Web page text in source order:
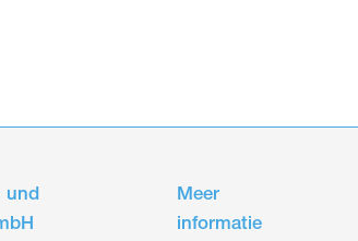
und
Meer
informatie